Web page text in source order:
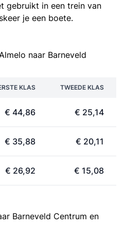
gebruikt in een trein van
je een boete.
naar Barneveld
KLAS TWEEDE KLAS
€ 44,86 € 25,14
€ 35,88 € 20,11
€ 26,92 € 15,08
Barneveld Centrum en